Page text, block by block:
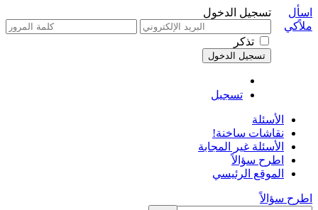
تسجيل الدخول
تذكر
تسجيل
اسأل
ملاًكي
الأسئلة
نقاشات ساخنة!
الأسئلة غير المجابة
اطرح سؤالاً
الموقع الرئيسي
اطرح سؤالاً